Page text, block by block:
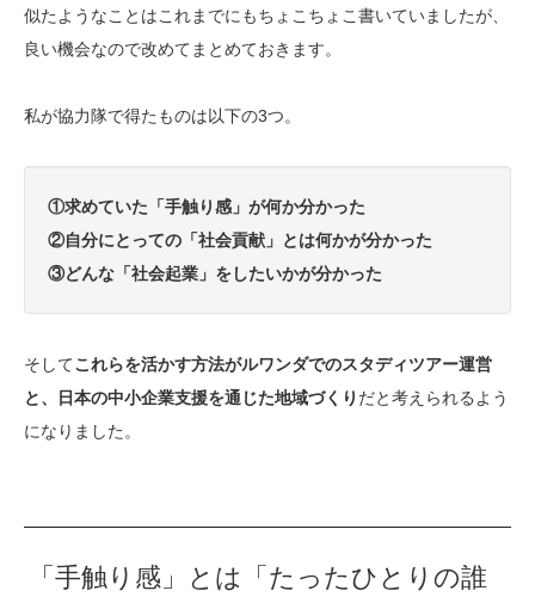
似たようなことはこれまでにもちょこちょこ書いていましたが、
良い機会なので改めてまとめておきます。
私が協力隊で得たものは以下の3つ。
①求めていた「手触り感」が何か分かった
②自分にとっての「社会貢献」とは何かが分かった
③どんな「社会起業」をしたいかが分かった
そしてこれらを活かす方法がルワンダでのスタディツアー運営
と、日本の中小企業支援を通じた地域づくり だと考えられるよう
になりました。
「手触り感」とは「たったひとりの誰